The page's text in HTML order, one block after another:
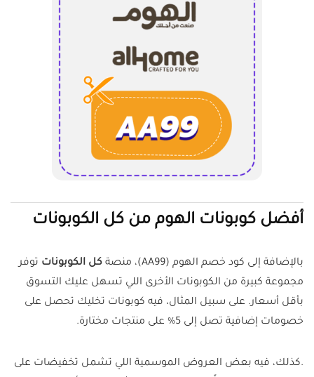
أفضل كوبونات الهوم من كل الكوبونات
بالإضافة إلى كود خصم الهوم (AA99)، منصة كل الكوبونات توفر
مجموعة كبيرة من الكوبونات الأخرى اللي تسهل عليك التسوق
بأقل أسعار. على سبيل المثال، فيه كوبونات تخليك تحصل على
خصومات إضافية تصل إلى 5% على منتجات مختارة.
.كذلك، فيه بعض العروض الموسمية اللي تشمل تخفيضات على